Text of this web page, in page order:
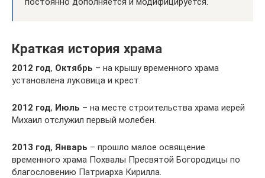
Краткая история храма
2012 год, Октябрь – на крышу временного храма
установлена луковица и крест.
2012 год, Июль – на месте строительства храма иерей
Михаил отслужил первый молебен.
2013 год, Январь – прошло малое освящение
временного храма Похвалы Пресвятой Богородицы по
благословению Патриарха Кирилла.